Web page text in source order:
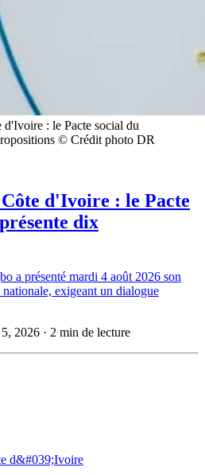
: le Pacte social du
© Crédit photo DR
d'Ivoire : le Pacte
dix
a présenté mardi 4 août 2026 son
exigeant un dialogue
2026 · 2 min de lecture
d&#039;Ivoire